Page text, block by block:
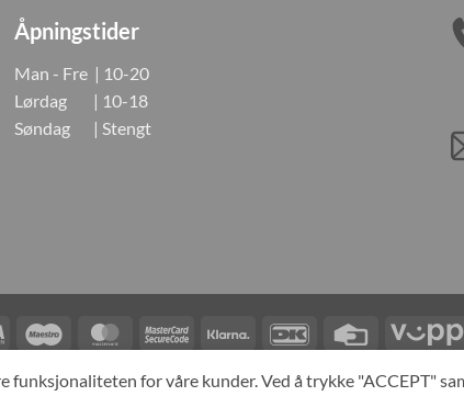
Åpningstider
Man - Fre | 10-20
Lørdag | 10-18
Søndag | Stengt
Visa
Electron
Maestro MasterCardMasterCard
2
Klarna DanKort
Credit
Card
KONTAKT OSS OM OSS SPESIALBESTILLING MIN KONTO ALL
for våre kunder. Ved å trykke "ACCEPT"